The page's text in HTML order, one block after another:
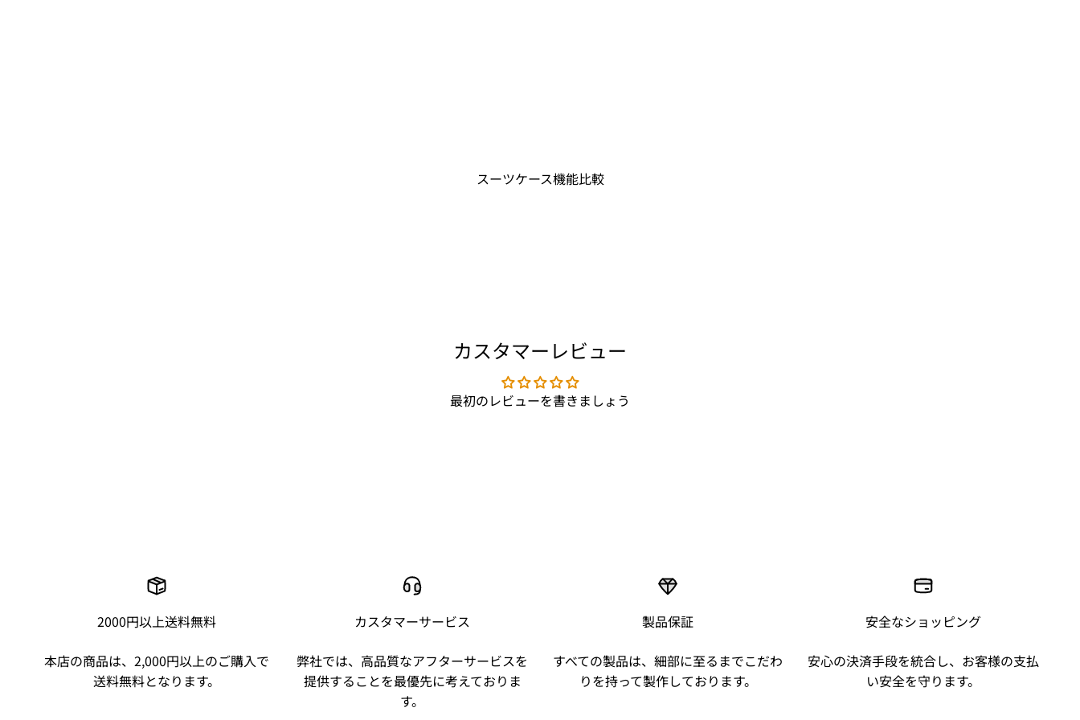
スーツケース機能比較
カスタマーレビュー
最初のレビューを書きましょう
2000円以上送料無料
本店の商品は、2,000円以上のご購入で
送料無料となります。
カスタマーサービス
弊社では、高品質なアフターサービスを
提供することを最優先に考えておりま
す。
製品保証
すべての製品は、細部に至るまでこだわ
りを持って製作しております。
安全なショッピング
安心の決済手段を統合し、お客様の支払
い安全を守ります。